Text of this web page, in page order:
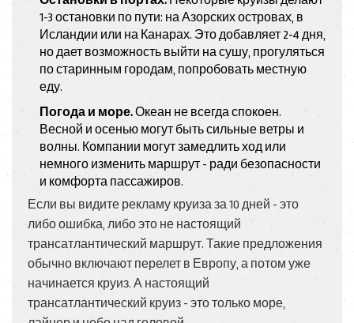
1-3 остановки по пути: на Азорских островах, в
Исландии или на Канарах. Это добавляет 2-4 дня,
но дает возможность выйти на сушу, прогуляться
по старинным городам, попробовать местную
еду.
Погода и море.Океан не всегда спокоен.
Весной и осенью могут быть сильные ветры и
волны. Компании могут замедлить ход или
немного изменить маршрут - ради безопасности
и комфорта пассажиров.
Если вы видите рекламу круиза за 10 дней - это
либо ошибка, либо это не настоящий
трансатлантический маршрут. Такие предложения
обычно включают перелет в Европу, а потом уже
начинается круиз. А настоящий
трансатлантический круиз - это только море,